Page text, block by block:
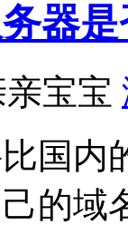
器
亲宝宝
国
的域